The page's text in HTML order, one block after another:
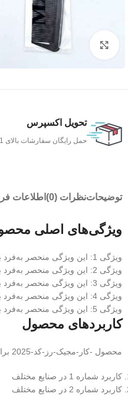
بزرگنمایی تصویر
تحویل اکسپرس
حمل رایگان سفارشات بالای 1 میلیون تومان
توضیحاتنظرات (0) اطلاعات
ویژگی‌های اصلی محصول
ویژگی 1: این ویژگی منحصر به‌فرد باعث تمایز محصول -کار-مجیک-رز-کد-2025 از رقبا می‌شود
ویژگی 2: این ویژگی منحصر به‌فرد باعث تمایز محصول -کار-مجیک-رز-کد-2025 از رقبا می‌شود
ویژگی 3: این ویژگی منحصر به‌فرد باعث تمایز محصول -کار-مجیک-رز-کد-2025 از رقبا می‌شود
ویژگی 4: این ویژگی منحصر به‌فرد باعث تمایز محصول -کار-مجیک-رز-کد-2025 از رقبا می‌شود
ویژگی 5: این ویژگی منحصر به‌فرد باعث تمایز محصول -کار-مجیک-رز-کد-2025 از رقبا می‌شود
کاربردهای محصول
محصول -کار-مجیک-رز-کد-2025 برای مصارف متعددی از جمله:
کاربرد شماره 1 در صنایع مختلف
کاربرد شماره 2 در صنایع مختلف